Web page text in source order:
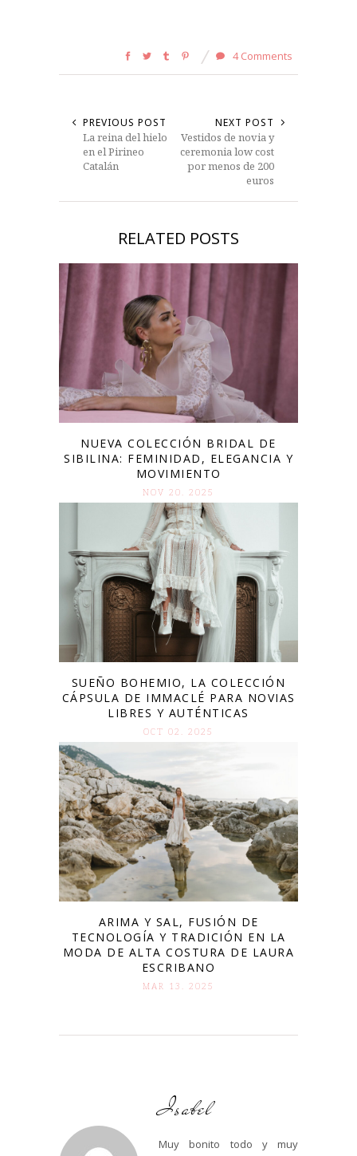
4 Comments
PREVIOUS POST
La reina del hielo
en el Pirineo
Catalán
NEXT POST
Vestidos de novia y
ceremonia low cost
por menos de 200
euros
RELATED POSTS
NUEVA COLECCIÓN BRIDAL DE
SIBILINA: FEMINIDAD, ELEGANCIA Y
MOVIMIENTO
NOV 20. 2025
SUEÑO BOHEMIO, LA COLECCIÓN
CÁPSULA DE IMMACLÉ PARA NOVIAS
LIBRES Y AUTÉNTICAS
OCT 02. 2025
ARIMA Y SAL, FUSIÓN DE
TECNOLOGÍA Y TRADICIÓN EN LA
MODA DE ALTA COSTURA DE LAURA
ESCRIBANO
MAR 13. 2025
Isabel
Muy bonito todo y muy